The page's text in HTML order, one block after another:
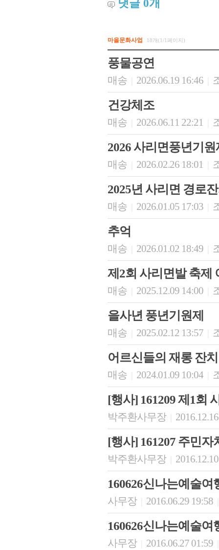
댓글 0개
마을문화사업 18개(1/1페이지)
풍물공연
매송 2026.06.19 16:46
건강체조
매송 2026.06.11 22:21
2026 사리면풍년기원
매송 2026.02.26 18:01
2025년 사리면 경로
매송 2026.01.05 17:03
추억
매송 2026.01.02 18:49
제2회 사리면발 축제
매송 2025.12.09 14:00
을사년 풍년기원제
매송 2025.02.12 13:57
어르신들의 재롱 잔
매송 2024.01.09 10:04
[행사] 161209 제1회
박주환사무장
[행사] 161207 주민자
박주환사무장
160626신나는예술
사무장 2016.06.29 19:58
160626신나는예술여
사무장 2016.06.27 01:59